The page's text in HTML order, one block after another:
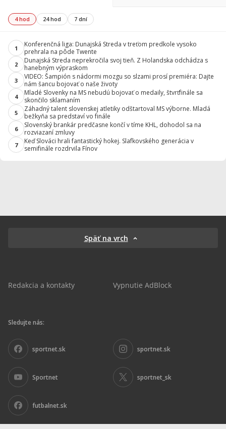
4 hod 24 hod 7 dní
1
Konferenčná liga: Dunajská Streda v treťom predkole vysoko
prehrala na pôde Twente
2
Dunajská Streda neprekročila svoj tieň. Z Holandska odchádza s
hanebným výpraskom
3
VIDEO: Šampión s nádormi mozgu so slzami prosí premiéra: Dajte
nám šancu bojovať o naše životy
4
Mladé Slovenky na MS nebudú bojovať o medaily, štvrťfinále sa
skončilo sklamaním
5
Záhadný talent slovenskej atletiky odštartoval MS výborne. Mladá
bežkyňa sa predstaví vo finále
6
Slovenský brankár predčasne končí v tíme KHL, dohodol sa na
rozviazaní zmluvy
7
Keď Slováci hrali fantastický hokej. Slafkovského generácia v
semifinále rozdrvila Fínov
Späť na vrch
Redakcia a kontakty Vypnutie AdBlock
Sledujte nás:
sportnet.sk sportnet.sk
Sportnet sportnet_sk
futbalnet.sk